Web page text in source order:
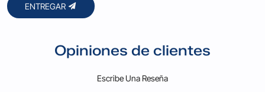
ENTREGAR
Opiniones de clientes
Escribe Una Reseña